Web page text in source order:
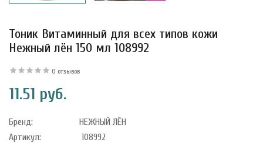
Тоник Витаминный для всех типов кожи
Нежный лён 150 мл 108992
0 отзывов
11.51 руб.
Бренд:
НЕЖНЫЙ ЛЁН
Артикул:
108992